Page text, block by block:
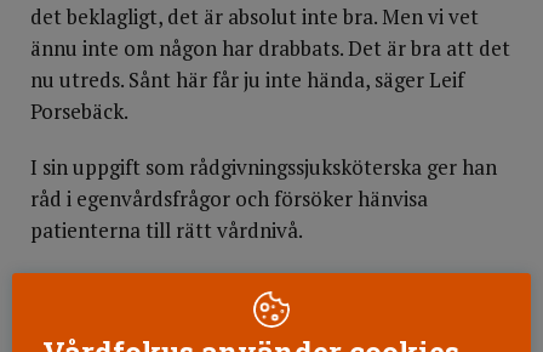
det beklagligt, det är absolut inte bra. Men vi vet
ännu inte om någon har drabbats. Det är bra att det
nu utreds. Sånt här får ju inte hända, säger Leif
Porsebäck.
I sin uppgift som rådgivningssjuksköterska ger han
råd i egenvårdsfrågor och försöker hänvisa
patienterna till rätt vårdnivå.
– De som ringer in beskriver sina symtom, som kan